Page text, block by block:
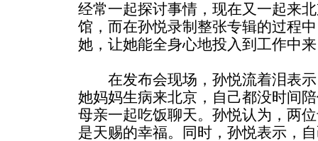
经常一起探讨事情，现在又一起来
馆，而在孙悦录制整张专辑的过程
她，让她能全身心地投入到工作中
在发布会现场，孙悦流着泪表示
她妈妈生病来北京，自己都没时间
母亲一起吃饭聊天。孙悦认为，两
是天赐的幸福。同时，孙悦表示，